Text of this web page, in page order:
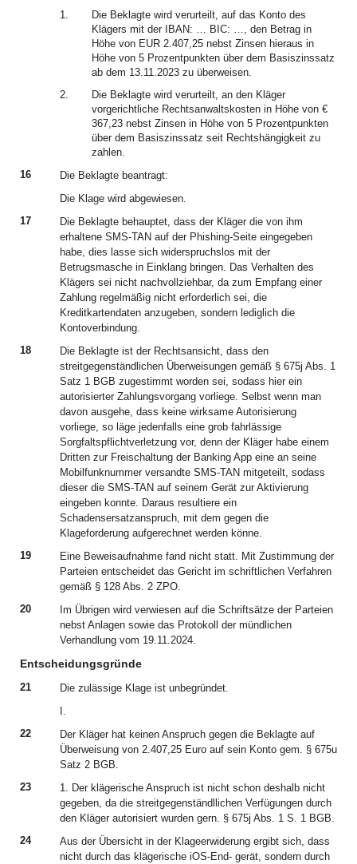
1.
Die Beklagte wird verurteilt, auf das Konto des
Klägers mit der IBAN: … BIC: …, den Betrag in
Höhe von EUR 2.407,25 nebst Zinsen hieraus in
Höhe von 5 Prozentpunkten über dem Basiszinssatz
ab dem 13.11.2023 zu überweisen.
2.
Die Beklagte wird verurteilt, an den Kläger
vorgerichtliche Rechtsanwaltskosten in Höhe von €
367,23 nebst Zinsen in Höhe von 5 Prozentpunkten
über dem Basiszinssatz seit Rechtshängigkeit zu
zahlen.
16
Die Beklagte beantragt:
Die Klage wird abgewiesen.
17
Die Beklagte behauptet, dass der Kläger die von ihm
erhaltene SMS-TAN auf der Phishing-Seite eingegeben
habe, dies lasse sich widerspruchslos mit der
Betrugsmasche in Einklang bringen. Das Verhalten des
Klägers sei nicht nachvollziehbar, da zum Empfang einer
Zahlung regelmäßig nicht erforderlich sei, die
Kreditkartendaten anzugeben, sondern lediglich die
Kontoverbindung.
18
Die Beklagte ist der Rechtsansicht, dass den
streitgegenständlichen Überweisungen gemäß § 675j Abs. 1
Satz 1 BGB zugestimmt worden sei, sodass hier ein
autorisierter Zahlungsvorgang vorliege. Selbst wenn man
davon ausgehe, dass keine wirksame Autorisierung
vorliege, so läge jedenfalls eine grob fahrlässige
Sorgfaltspflichtverletzung vor, denn der Kläger habe einem
Dritten zur Freischaltung der Banking App eine an seine
Mobilfunknummer versandte SMS-TAN mitgeteilt, sodass
dieser die SMS-TAN auf seinem Gerät zur Aktivierung
eingeben konnte. Daraus resultiere ein
Schadensersatzanspruch, mit dem gegen die
Klageforderung aufgerechnet werden könne.
19
Eine Beweisaufnahme fand nicht statt. Mit Zustimmung der
Parteien entscheidet das Gericht im schriftlichen Verfahren
gemäß § 128 Abs. 2 ZPO.
20
Im Übrigen wird verwiesen auf die Schriftsätze der Parteien
nebst Anlagen sowie das Protokoll der mündlichen
Verhandlung vom 19.11.2024.
Entscheidungsgründe
21
Die zulässige Klage ist unbegründet.
I.
22
Der Kläger hat keinen Anspruch gegen die Beklagte auf
Überweisung von 2.407,25 Euro auf sein Konto gem. § 675u
Satz 2 BGB.
23
1. Der klägerische Anspruch ist nicht schon deshalb nicht
gegeben, da die streitgegenständllichen Verfügungen durch
den Kläger autorisiert wurden gern. § 675j Abs. 1 S. 1 BGB.
24
Aus der Übersicht in der Klageerwiderung ergibt sich, dass
nicht durch das klägerische iOS-End- gerät, sondern durch